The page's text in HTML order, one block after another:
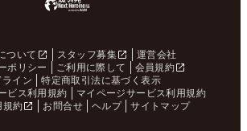
ついて スタッフ募集
運営会社
ポリシー
ご利用に際して
会員規約
ライン
特定商取引法に基づく表示
ビス利用規約
マイページサービス利用規約
規約
お問合せ ヘルプ サイトマップ